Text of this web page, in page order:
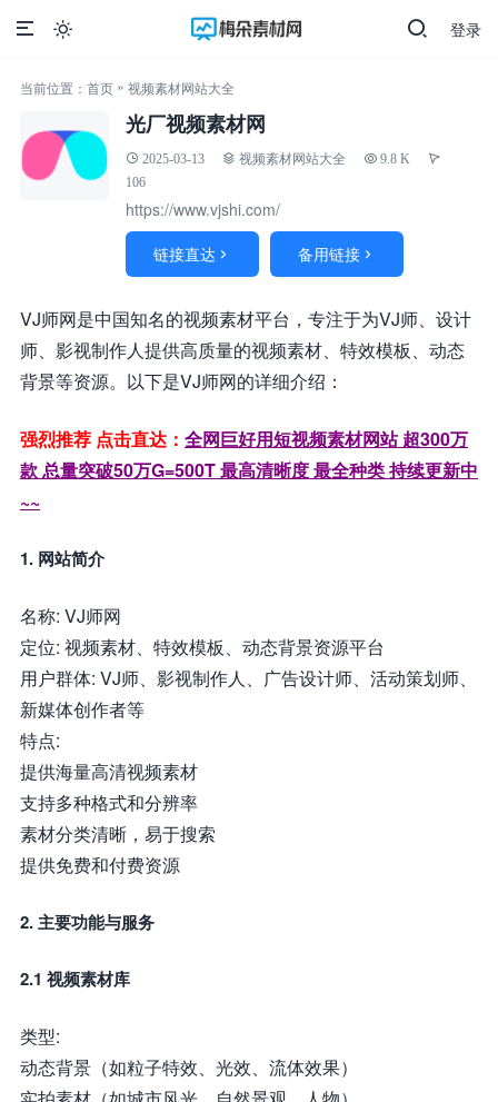
登录

当前位置： 首页 » 视频素材网站大全
光厂视频素材网
2025-03-13 视频素材网站大全
9.8 K
106
https://www.vjshi.com/
链接直达  备用链接 
VJ师网是中国知名的视频素材平台，专注于为VJ师、设计
师、影视制作人提供高质量的视频素材、特效模板、动态
背景等资源。以下是VJ师网的详细介绍：
强烈推荐 点击直达： 全网巨好用短视频素材网站 超300万
款 总量突破50万G=500T 最高清晰度 最全种类 持续更新中
~~
1. 网站简介
名称: VJ师网
定位: 视频素材、特效模板、动态背景资源平台
用户群体: VJ师、影视制作人、广告设计师、活动策划师、
新媒体创作者等
特点:
提供海量高清视频素材
支持多种格式和分辨率
素材分类清晰，易于搜索
提供免费和付费资源
2. 主要功能与服务
2.1 视频素材库
类型:
动态背景（如粒子特效、光效、流体效果）